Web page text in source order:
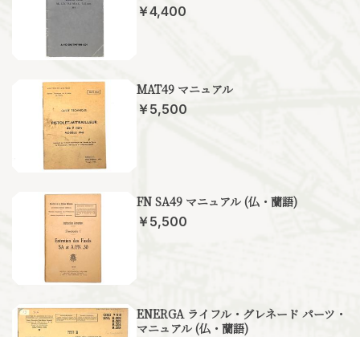
￥4,400
MAT49 マニュアル
￥5,500
FN SA49 マニュアル (仏・蘭語)
￥5,500
ENERGA ライフル・グレネード パーツ・
マニュアル (仏・蘭語)